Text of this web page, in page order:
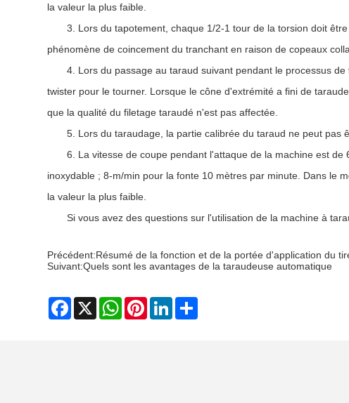
la valeur la plus faible.
3. Lors du tapotement, chaque 1/2-1 tour de la torsion doit
phénomène de coincement du tranchant en raison de copeaux
4. Lors du passage au taraud suivant pendant le processus
twister pour le tourner. Lorsque le cône d'extrémité a fini de
que la qualité du filetage taraudé n'est pas affectée.
5. Lors du taraudage, la partie calibrée du taraud ne peut pas
6. La vitesse de coupe pendant l'attaque de la machine est
inoxydable ; 8-m/min pour la fonte 10 mètres par minute. Dans le
la valeur la plus faible.
Si vous avez des questions sur l'utilisation de la machine à
Précédent:Résumé de la fonction et de la portée d'application du
Suivant:Quels sont les avantages de la taraudeuse automatique
Facebook
X WhatsAppPinterestLinkedIn